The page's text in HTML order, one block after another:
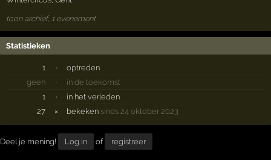
toon archief, 1 evenement
Statistieken
1 ·
optreden
geen
·
in de toekomst
1
·
in het verleden
27
× bekeken sinds 24 oktober 2023
Deel je mening! Log in of registreer